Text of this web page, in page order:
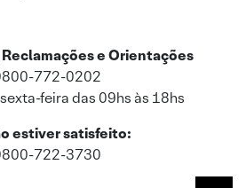
Reclamações e Orientações
772-0202
feira das 09hs às 18hs
estiver satisfeito:
722-3730